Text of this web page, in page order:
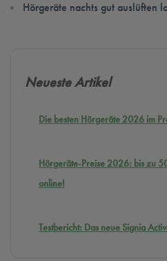
Hörgeräte nachts gut auslüften
Neueste Artikel
Die besten Hörgeräte 2026 im
Hörgeräte-Preise 2026: bis zu
online!
Testbericht: Das neue Signia